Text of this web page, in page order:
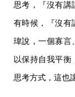
思考，『沒有講
有時候，『沒有
瑋說，一個寡言
以保持自我平衡
思考方式，這也